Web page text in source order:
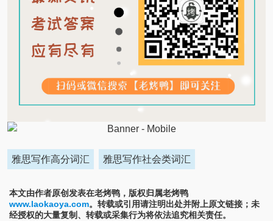
雅思写作高分词汇 雅思写作社会类词汇
本文由作者原创发表在老烤鸭，版权归属老烤鸭
www.laokaoya.com。转载或引用请注明出处并附上原文链接；未
经授权的大量复制、转载或采集行为将依法追究相关责任。